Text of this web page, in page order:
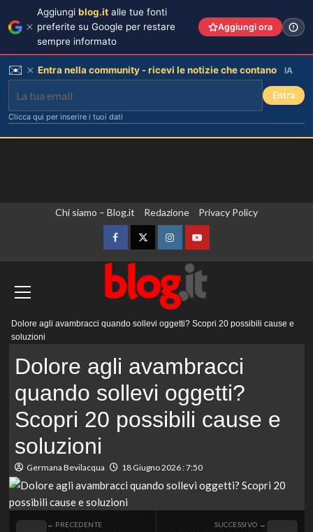
Chi siamo – Blog.it Redazione Privacy Policy
FacebookTwitterInstagramYouTube
principale
Dolore agli avambracci quando sollevi oggetti? Scopri 20 possibili cause e
soluzioni
Dolore agli avambracci
quando sollevi oggetti?
Scopri 20 possibili cause e
soluzioni
Germana Bevilacqua 18 Giugno 2026 : 7:50
← PRECEDENTE SUCCESSIVO →
Aggiungi blog.it alle tue fonti
preferite su Google per restare
sempre informato
Aggiungi ora
✉️ Entra nella community - ricevi le notizie che contano IA
Entra
Clicca qui per inserire i tuoi dati